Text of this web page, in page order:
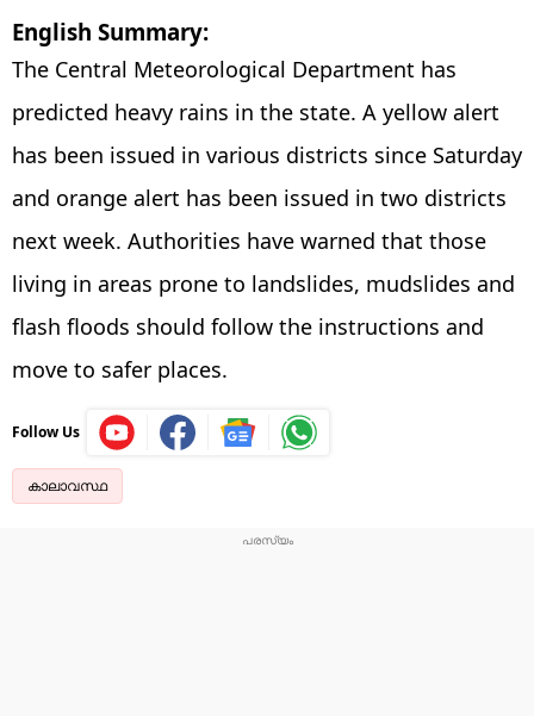
English Summary:
The Central Meteorological Department has
predicted heavy rains in the state. A yellow alert
has been issued in various districts since Saturday
and orange alert has been issued in two districts
next week. Authorities have warned that those
living in areas prone to landslides, mudslides and
flash floods should follow the instructions and
move to safer places.
Follow Us
കാലാവസ്ഥ